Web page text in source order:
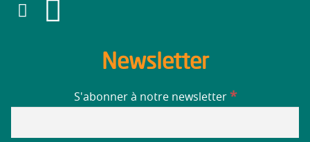
Newsletter
S'abonner à notre newsletter *